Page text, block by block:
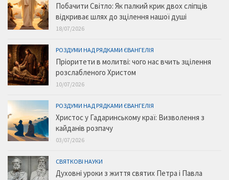
Побачити Світло: Як палкий крик двох сліпців
відкриває шлях до зцілення нашої душі
18/07/2026
РОЗДУМИ НАД РЯДКАМИ ЄВАНГЕЛІЯ
Пріоритети в молитві: чого нас вчить зцілення
розслабленого Христом
10/07/2026
РОЗДУМИ НАД РЯДКАМИ ЄВАНГЕЛІЯ
Христос у Гадаринському краї: Визволення з
кайданів розпачу
03/07/2026
СВЯТКОВІ НАУКИ
Духовні уроки з життя святих Петра і Павла